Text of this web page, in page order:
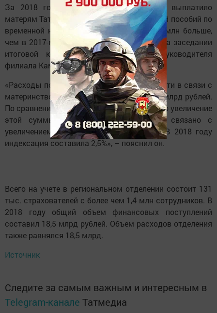
За 2018 год отделение ФСС РФ по РТ выплатило
матерям Татарстана свыше 14 млрд рублей пособий по
временной нетрудоспособности – на 400 млн больше,
чем в 2017-м. Об этом сообщил сегодня на заседании
итоговой коллегии отделения и. о. руководителя
филиала Камиль Фатыхов.
«Расходы по временной нетрудоспособности в связи с
материнством за год составили более 14 млрд рублей.
По сравнению с прошлым годом произошло увеличение
этой суммы на 400 млн рублей, что связано с
увеличением среднего размера пособий. В 2018 году
индексация составила 2,5%», – пояснил он.
Всего на учете в региональном отделении состоит 131
тыс. страхователей с более чем 1,4 млн сотрудников. В
2018 году общий объем финансовых поступлений
составил 18,5 млрд рублей. Объем расходов отделения
также равнялся 18,5 млрд.
Источник
Следите за самым важным и интересным в
Telegram-канале Татмедиа